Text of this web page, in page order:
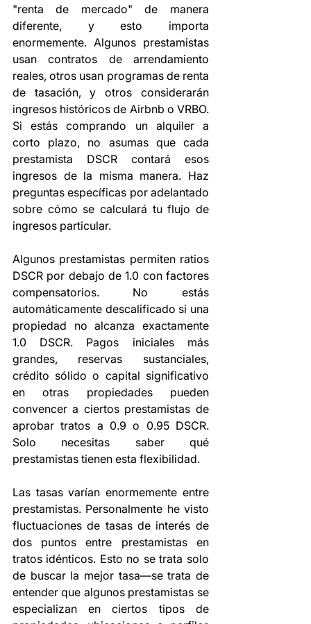
"renta de mercado" de manera
diferente, y esto importa
enormemente. Algunos prestamistas
usan contratos de arrendamiento
reales, otros usan programas de renta
de tasación, y otros considerarán
ingresos históricos de Airbnb o VRBO.
Si estás comprando un alquiler a
corto plazo, no asumas que cada
prestamista DSCR contará esos
ingresos de la misma manera. Haz
preguntas específicas por adelantado
sobre cómo se calculará tu flujo de
ingresos particular.
Algunos prestamistas permiten ratios
DSCR por debajo de 1.0 con factores
compensatorios. No estás
automáticamente descalificado si una
propiedad no alcanza exactamente
1.0 DSCR. Pagos iniciales más
grandes, reservas sustanciales,
crédito sólido o capital significativo
en otras propiedades pueden
convencer a ciertos prestamistas de
aprobar tratos a 0.9 o 0.95 DSCR.
Solo necesitas saber qué
prestamistas tienen esta flexibilidad.
Las tasas varían enormemente entre
prestamistas. Personalmente he visto
fluctuaciones de tasas de interés de
dos puntos entre prestamistas en
tratos idénticos. Esto no se trata solo
de buscar la mejor tasa—se trata de
entender que algunos prestamistas se
especializan en ciertos tipos de